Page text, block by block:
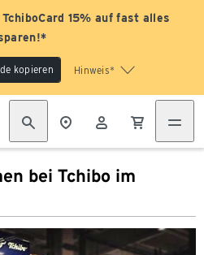
15% auf fast alles
kopieren Hinweis*
bei Tchibo im